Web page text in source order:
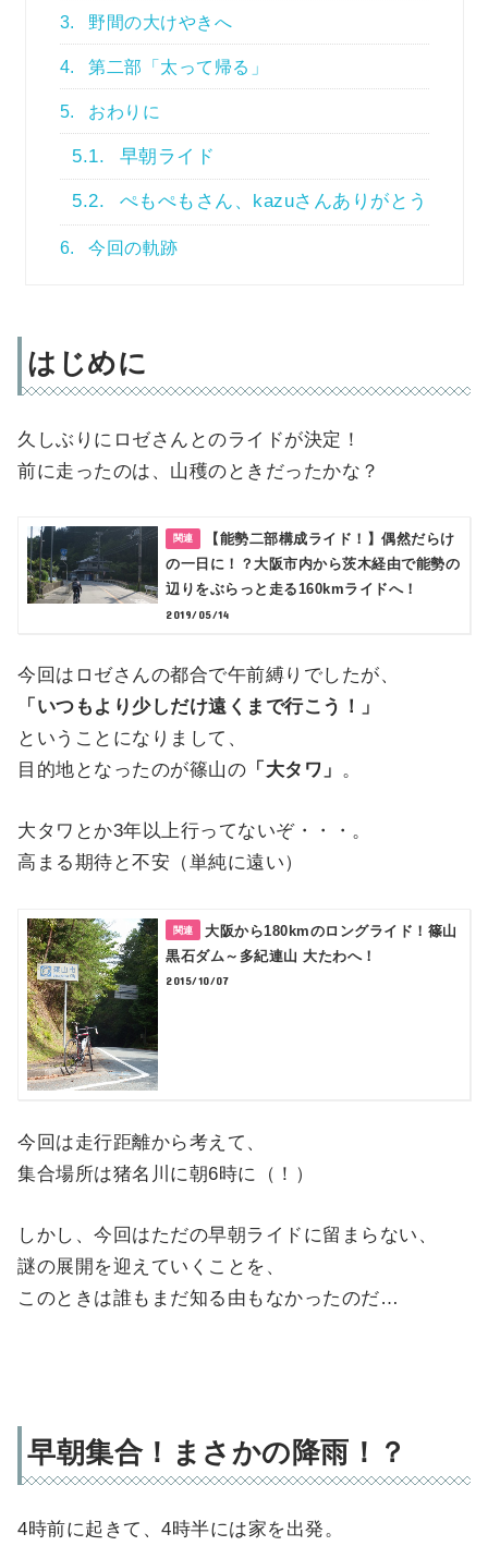
3. 野間の大けやきへ
4. 第二部「太って帰る」
5. おわりに
5.1. 早朝ライド
5.2. ぺもぺもさん、kazuさんありがとう
6. 今回の軌跡
はじめに
久しぶりにロゼさんとのライドが決定！
前に走ったのは、山穫のときだったかな？
【能勢二部構成ライド！】偶然だらけ
の一日に！？大阪市内から茨木経由で能勢の
辺りをぶらっと走る160kmライドへ！
2019/05/14
今回はロゼさんの都合で午前縛りでしたが、
「いつもより少しだけ遠くまで行こう！」
ということになりまして、
目的地となったのが篠山の 「大タワ」 。
大タワとか3年以上行ってないぞ・・・。
高まる期待と不安（単純に遠い）
大阪から180kmのロングライド！篠山
黒石ダム～多紀連山 大たわへ！
2015/10/07
今回は走行距離から考えて、
集合場所は猪名川に朝6時に（！）
しかし、今回はただの早朝ライドに留まらない、
謎の展開を迎えていくことを、
このときは誰もまだ知る由もなかったのだ…
早朝集合！まさかの降雨！？
4時前に起きて、4時半には家を出発。